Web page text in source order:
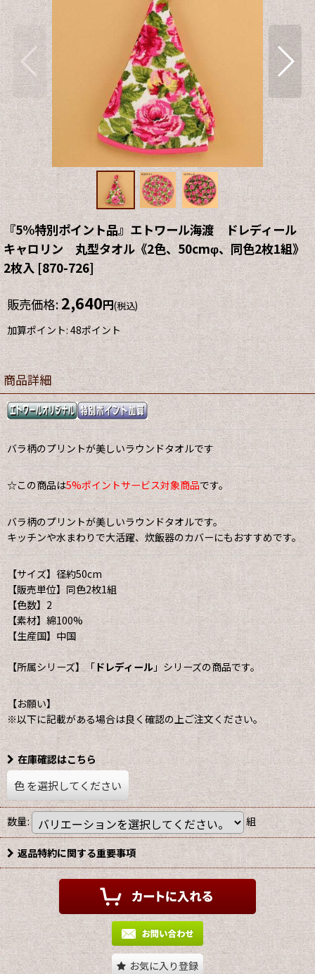
『5%特別ポイント品』エトワール海渡 ドレディール
キャロリン 丸型タオル《2色、50cmφ、同色2枚1組》
2枚入 [870-726]
販売価格:2,640円(税込)
加算ポイント: 48ポイント
商品詳細
バラ柄のプリントが美しいラウンドタオルです
☆この商品は5%ポイントサービス対象商品です。
バラ柄のプリントが美しいラウンドタオルです。
キッチンや水まわりで大活躍、炊飯器のカバーにもおすすめです。
【サイズ】径約50cm
【販売単位】同色2枚1組
【色数】2
【素材】綿100%
【生産国】中国
【所属シリーズ】「ドレディール 」シリーズの商品です。
【お願い】
※以下に記載がある場合は良く確認の上ご注文ください。
在庫確認はこちら
色を選択してください
数量: 組
返品特約に関する重要事項
お気に入り登録